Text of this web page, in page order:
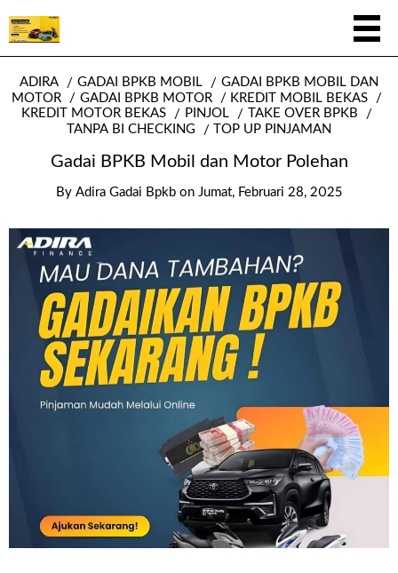
ADIRA GADAI BPKB MOBIL
GADAI BPKB MOBIL DAN
MOTOR
GADAI BPKB MOTOR
KREDIT MOBIL BEKAS
KREDIT MOTOR BEKAS
PINJOL
TAKE OVER BPKB
TANPA BI CHECKING
TOP UP PINJAMAN
Gadai BPKB Mobil dan Motor Polehan
By Adira Gadai Bpkb on Jumat, Februari 28, 2025